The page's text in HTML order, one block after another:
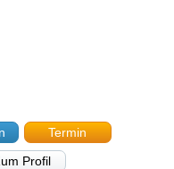
Termin
Profil